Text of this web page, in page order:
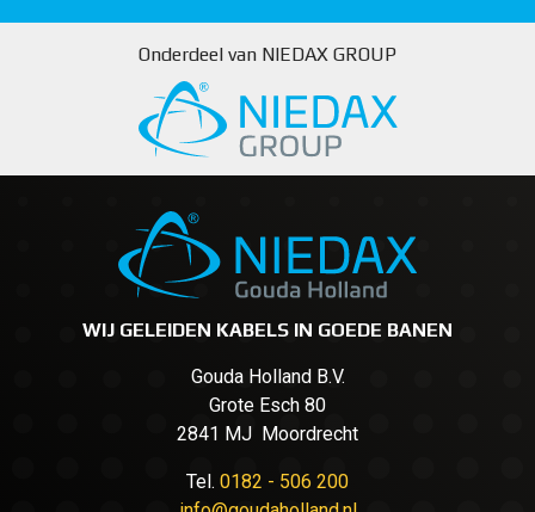
Onderdeel van NIEDAX GROUP
WIJ GELEIDEN KABELS IN GOEDE BANEN
Gouda Holland B.V.
Grote Esch 80
2841 MJ Moordrecht
Tel. 0182 - 506 200